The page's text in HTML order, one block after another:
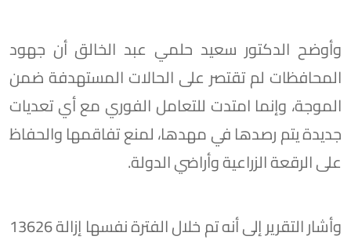
وأوضح الدكتور سعيد حلمي عبد الخالق أن جهود
المحافظات لم تقتصر على الحالات المستهدفة ضمن
الموجة، وإنما امتدت للتعامل الفوري مع أي تعديات
جديدة يتم رصدها في مهدها، لمنع تفاقمها والحفاظ
على الرقعة الزراعية وأراضي الدولة.
وأشار التقرير إلى أنه تم خلال الفترة نفسها إزالة 13626